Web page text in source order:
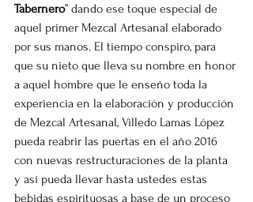
Tabernero” dando ese toque especial de
aquel primer Mezcal Artesanal elaborado
por sus manos. El tiempo conspiro, para
que su nieto que lleva su nombre en honor
a aquel hombre que le enseño toda la
experiencia en la elaboración y producción
de Mezcal Artesanal, Villedo Lamas López
pueda reabrir las puertas en el año 2016
con nuevas restructuraciones de la planta
y así pueda llevar hasta ustedes estas
bebidas espirituosas a base de un proceso